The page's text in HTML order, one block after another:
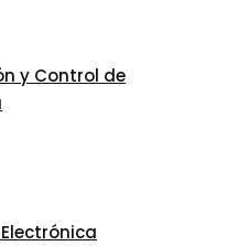
y Control de